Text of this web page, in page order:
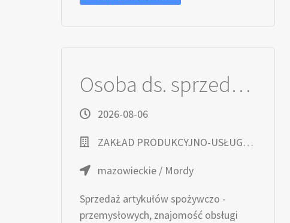
Osoba ds. sprzedaży, obsługi kasy
2026-08-06
ZAKŁAD PRODUKCYJNO-USŁUGOWY HENRYK MATEJCZUK
mazowieckie / Mordy
Sprzedaż artykułów spożywczo -
przemysłowych, znajomość obsługi